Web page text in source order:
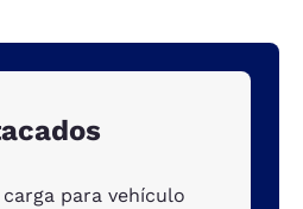
para vehículo